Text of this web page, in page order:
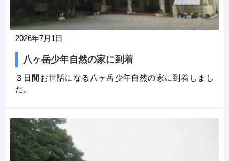
2026年7月1日
八ヶ岳少年自然の家に到着
３日間お世話になる八ヶ岳少年自然の家に到着しまし
た。